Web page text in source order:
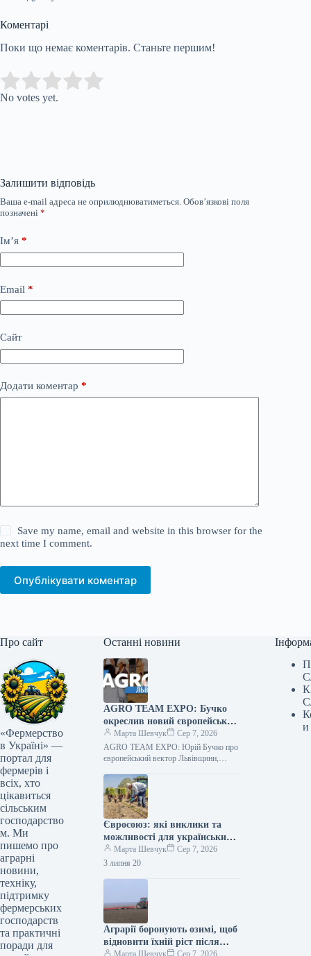
Коментарі
Поки що немає коментарів. Станьте першим!
Rate this item:
No votes yet.
Залишити відповідь
Ваша e-mail адреса не оприлюднюватиметься. Обов’язкові поля
позначені *
Ім’я *
Email *
Сайт
Додати коментар *
Save my name, email and website in this browser for the
next time I comment.
Опублікувати коментар
Про сайт
«Фермерство
в Україні» —
портал для
фермерів і
всіх, хто
цікавиться
сільським
господарство
м. Ми
пишемо про
аграрні
новини,
техніку,
підтримку
фермерських
господарств
та практичні
поради для
Останні новини
AGRO TEAM EXPO: Бучко
окреслив новий європейський
вектор Львівщини для
агробізнесу
Марта Шевчук
Сер 7, 2026
AGRO TEAM EXPO: Юрій Бучко про
європейський вектор Львівщини,
в полі Аграрна карта України…
Євросоюз: які виклики та
можливості для українських
аграріїв
Марта Шевчук
Сер 7, 2026
3 липня 20
Аграрії боронують озимі, щоб
відновити їхній ріст після
и